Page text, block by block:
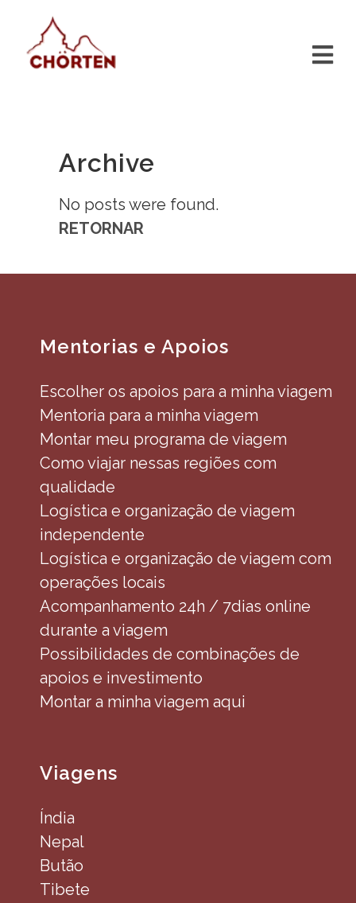
Archive
No posts were found.
RETORNAR
Mentorias e Apoios
Escolher os apoios para a minha viagem
Mentoria para a minha viagem
Montar meu programa de viagem
Como viajar nessas regiões com
qualidade
Logística e organização de viagem
independente
Logística e organização de viagem com
operações locais
Acompanhamento 24h / 7dias online
durante a viagem
Possibilidades de combinações de
apoios e investimento
Montar a minha viagem aqui
Viagens
Índia
Nepal
Butão
Tibete